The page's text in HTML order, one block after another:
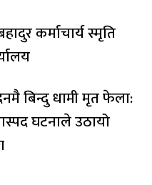
कर्माचार्य स्मृति
बिन्दु धामी मृत फेला:
घटनाले उठायो